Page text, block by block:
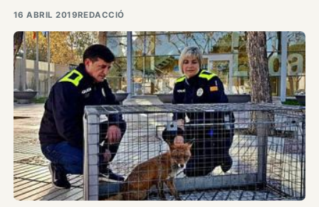
16 ABRIL 2019REDACCIÓ